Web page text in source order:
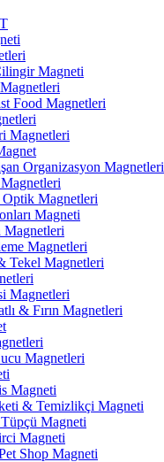
Magneti
Food Magnetleri
Magnetleri
Organizasyon Magnetleri
Magnetleri
Magneti
Magnetleri
Magnetleri
Tekel Magnetleri
Magnetleri
& Fırın Magnetleri
Magnetleri
Magneti
& Temizlikçi Magneti
Magneti
Magneti
Shop Magneti